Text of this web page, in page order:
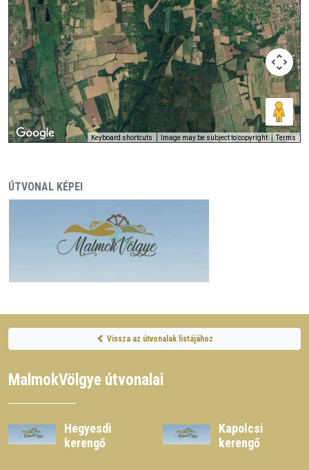
Vissza az útvonalak listájához
MalmokVölgye útvonalai
Hegyesdi
kerengő
Kapolcsi
kerengő
Keyboard shortcuts Image may be subject to copyright Terms
ÚTVONAL KÉPEI